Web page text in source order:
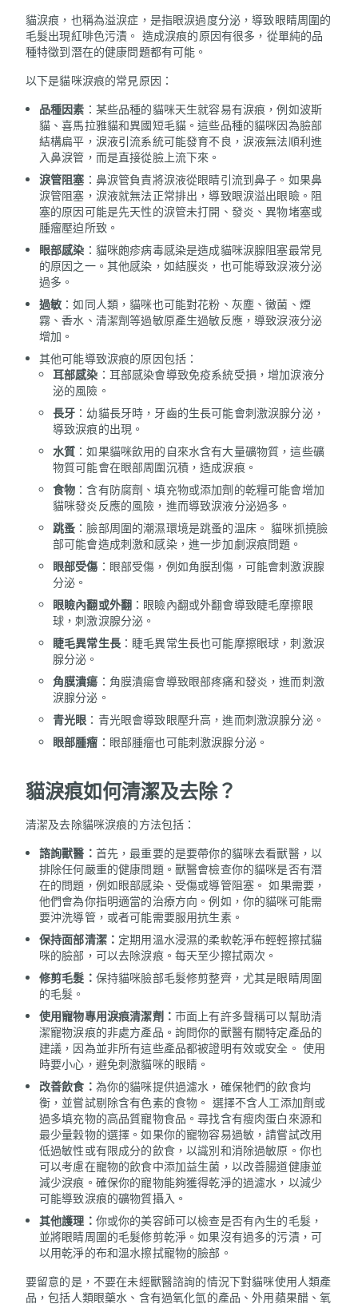
貓淚痕，也稱為溢淚症，是指眼淚過度分泌，導致眼睛周圍的
毛髮出現紅啡色污漬。 造成淚痕的原因有很多，從單純的品
種特徵到潛在的健康問題都有可能。
以下是貓咪淚痕的常見原因：
品種因素 ：某些品種的貓咪天生就容易有淚痕，例如波斯
貓、喜馬拉雅貓和異國短毛貓。這些品種的貓咪因為臉部
結構扁平，淚液引流系統可能發育不良，淚液無法順利進
入鼻淚管，而是直接從臉上流下來。
淚管阻塞 ：鼻淚管負責將淚液從眼睛引流到鼻子。如果鼻
淚管阻塞，淚液就無法正常排出，導致眼淚溢出眼瞼。阻
塞的原因可能是先天性的淚管未打開、發炎、異物堵塞或
腫瘤壓迫所致。
眼部感染 ：貓咪皰疹病毒感染是造成貓咪淚腺阻塞最常見
的原因之一。其他感染，如結膜炎，也可能導致淚液分泌
過多。
過敏 ：如同人類，貓咪也可能對花粉、灰塵、黴菌、煙
霧、香水、清潔劑等過敏原產生過敏反應，導致淚液分泌
增加。
其他可能導致淚痕的原因包括：
耳部感染 ：耳部感染會導致免疫系統受損，增加淚液分
泌的風險。
長牙 ：幼貓長牙時，牙齒的生長可能會刺激淚腺分泌，
導致淚痕的出現。
水質 ：如果貓咪飲用的自來水含有大量礦物質，這些礦
物質可能會在眼部周圍沉積，造成淚痕。
食物 ：含有防腐劑、填充物或添加劑的乾糧可能會增加
貓咪發炎反應的風險，進而導致淚液分泌過多。
跳蚤 ：臉部周圍的潮濕環境是跳蚤的溫床。 貓咪抓撓臉
部可能會造成刺激和感染，進一步加劇淚痕問題。
眼部受傷 ：眼部受傷，例如角膜刮傷，可能會刺激淚腺
分泌。
眼瞼內翻或外翻 ：眼瞼內翻或外翻會導致睫毛摩擦眼
球，刺激淚腺分泌。
睫毛異常生長：睫毛異常生長也可能摩擦眼球，刺激淚
腺分泌。
角膜潰瘍 ：角膜潰瘍會導致眼部疼痛和發炎，進而刺激
淚腺分泌。
青光眼 ：青光眼會導致眼壓升高，進而刺激淚腺分泌。
眼部腫瘤 ：眼部腫瘤也可能刺激淚腺分泌。
貓淚痕如何清潔及去除？
清潔及去除貓咪淚痕的方法包括：
諮詢獸醫： 首先，最重要的是要帶你的貓咪去看獸醫，以
排除任何嚴重的健康問題。獸醫會檢查你的貓咪是否有潛
在的問題，例如眼部感染、受傷或導管阻塞。 如果需要，
他們會為你指明適當的治療方向。例如，你的貓咪可能需
要沖洗導管，或者可能需要服用抗生素。
保持面部清潔： 定期用溫水浸濕的柔軟乾淨布輕輕擦拭貓
咪的臉部，可以去除淚痕。每天至少擦拭兩次。
修剪毛髮： 保持貓咪臉部毛髮修剪整齊，尤其是眼睛周圍
的毛髮。
使用寵物專用淚痕清潔劑： 市面上有許多聲稱可以幫助清
潔寵物淚痕的非處方產品。詢問你的獸醫有關特定產品的
建議，因為並非所有這些產品都被證明有效或安全。 使用
時要小心，避免刺激貓咪的眼睛。
改善飲食： 為你的貓咪提供過濾水，確保牠們的飲食均
衡，並嘗試剔除含有色素的食物。 選擇不含人工添加劑或
過多填充物的高品質寵物食品。尋找含有瘦肉蛋白來源和
最少量穀物的選擇。如果你的寵物容易過敏，請嘗試改用
低過敏性或有限成分的飲食，以識別和消除過敏原。你也
可以考慮在寵物的飲食中添加益生菌，以改善腸道健康並
減少淚痕。確保你的寵物能夠獲得乾淨的過濾水，以減少
可能導致淚痕的礦物質攝入。
其他護理： 你或你的美容師可以檢查是否有內生的毛髮，
並將眼睛周圍的毛髮修剪乾淨。如果沒有過多的污漬，可
以用乾淨的布和溫水擦拭寵物的臉部。
要留意的是，不要在未經獸醫諮詢的情況下對貓咪使用人類產
品，包括人類眼藥水、含有過氧化氫的產品、外用蘋果醋、氧